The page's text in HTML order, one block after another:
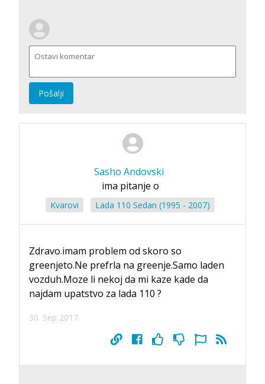
Pošalji
Sasho Andovski
ima pitanje o
Kvarovi Lada 110 Sedan (1995 - 2007)
Zdravo.imam problem od skoro so
greenjeto.Ne prefrla na greenje.Samo laden
vozduh.Moze li nekoj da mi kaze kade da
najdam upatstvo za lada 110 ?
30. Sep 2017.